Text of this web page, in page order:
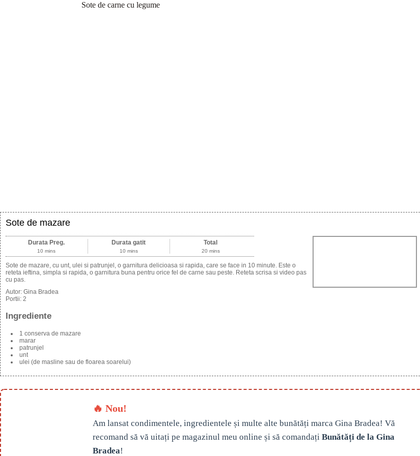
Sote de carne cu legume
Sote de mazare
Durata Preg.
10 mins
Durata gatit
10 mins
Total
20 mins
Sote de mazare, cu unt, ulei si patrunjel, o garnitura delicioasa si rapida, care se face in 10 minute. Este o
reteta ieftina, simpla si rapida, o garnitura buna pentru orice fel de carne sau peste. Reteta scrisa si video pas
cu pas.
Autor: Gina Bradea
Portii: 2
Ingrediente
1 conserva de mazare
marar
patrunjel
unt
ulei (de masline sau de floarea soarelui)
🔥 Nou!
Am lansat condimentele, ingredientele și multe alte bunătăți marca Gina Bradea! Vă
recomand să vă uitați pe magazinul meu online și să comandați Bunătăți de la Gina
Bradea!